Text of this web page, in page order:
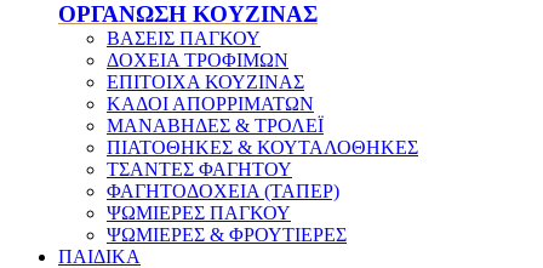
ΟΡΓΑΝΩΣΗ ΚΟΥΖΙΝΑΣ
ΒΑΣΕΙΣ ΠΑΓΚΟΥ
ΔΟΧΕΙΑ ΤΡΟΦΙΜΩΝ
ΕΠΙΤΟΙΧΑ ΚΟΥΖΙΝΑΣ
ΚΑΔΟΙ ΑΠΟΡΡΙΜΑΤΩΝ
ΜΑΝΑΒΗΔΕΣ & ΤΡΟΛΕΪ
ΠΙΑΤΟΘΗΚΕΣ & ΚΟΥΤΑΛΟΘΗΚΕΣ
ΤΣΑΝΤΕΣ ΦΑΓΗΤΟΥ
ΦΑΓΗΤΟΔΟΧΕΙΑ (ΤΑΠΕΡ)
ΨΩΜΙΕΡΕΣ ΠΑΓΚΟΥ
ΨΩΜΙΕΡΕΣ & ΦΡΟΥΤΙΕΡΕΣ
ΠΑΙΔΙΚΑ